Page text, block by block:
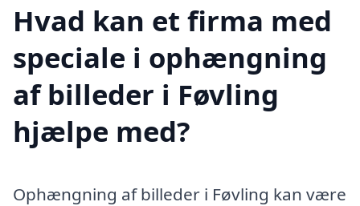
Hvad kan et firma med
speciale i ophængning
af billeder i Føvling
hjælpe med?
Ophængning af billeder i Føvling kan være